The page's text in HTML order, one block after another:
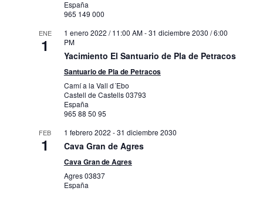
España
965 149 000
ENE
1
1 enero 2022 / 11:00 AM-31 diciembre 2030 / 6:00
PM
Yacimiento El Santuario de Pla de Petracos
Santuario de Pla de Petracos
Camí a la Vall d´Ebo
Castell de Castells03793
España
965 88 50 95
FEB
1
1 febrero 2022 -31 diciembre 2030
Cava Gran de Agres
Cava Gran de Agres
Agres03837
España